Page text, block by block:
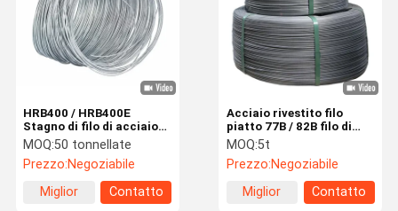
Acciaio rivestito filo
piatto 77B / 82B filo di
acciaio da costruzione
SAE1006 - 1080
MOQ:5t
Prezzo:Negoziabile
Miglior
Contatto
HRB400 / HRB400E
Stagno di filo di acciaio
Stagno resistente alle
intemperie Stagno di filo
di acciaio
MOQ:50 tonnellate
Prezzo:Negoziabile
Miglior
Contatto